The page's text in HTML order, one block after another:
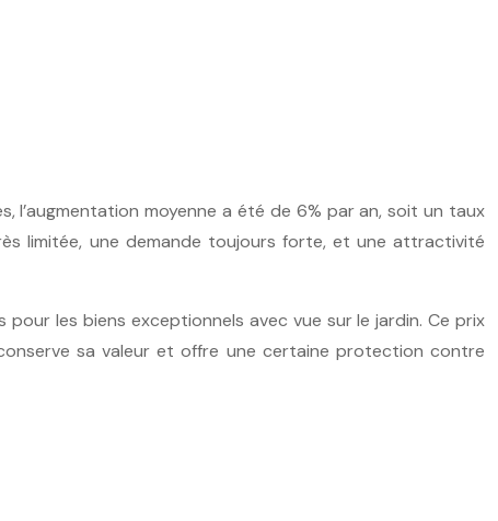
l’augmentation moyenne a été de 6% par an, soit un taux
limitée, une demande toujours forte, et une attractivité
les biens exceptionnels avec vue sur le jardin. Ce prix
sa valeur et offre une certaine protection contre